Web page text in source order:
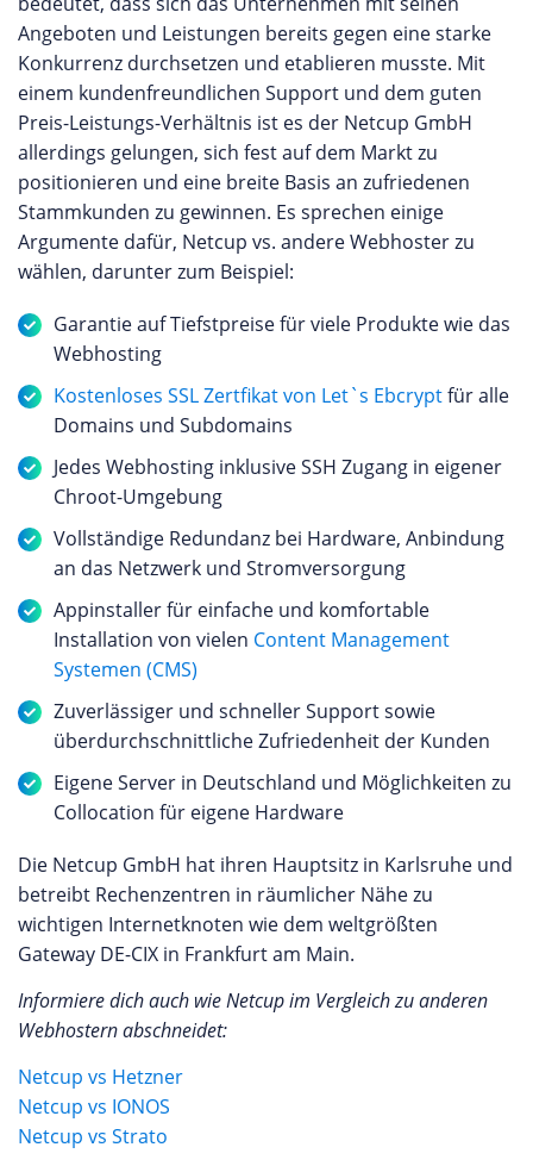
Angeboten und Leistungen bereits gegen eine starke
Konkurrenz durchsetzen und etablieren musste. Mit
einem kundenfreundlichen Support und dem guten
Preis-Leistungs-Verhältnis ist es der Netcup GmbH
allerdings gelungen, sich fest auf dem Markt zu
positionieren und eine breite Basis an zufriedenen
Stammkunden zu gewinnen. Es sprechen einige
Argumente dafür, Netcup vs. andere Webhoster zu
wählen, darunter zum Beispiel:
Garantie auf Tiefstpreise für viele Produkte wie das
Webhosting
Kostenloses SSL Zertfikat von Let`s Ebcryptfür alle
Domains und Subdomains
Jedes Webhosting inklusive SSH Zugang in eigener
Chroot-Umgebung
Vollständige Redundanz bei Hardware, Anbindung
an das Netzwerk und Stromversorgung
Appinstaller für einfache und komfortable
Installation von vielen Content Management
Systemen (CMS)
Zuverlässiger und schneller Support sowie
überdurchschnittliche Zufriedenheit der Kunden
Eigene Server in Deutschland und Möglichkeiten zu
Collocation für eigene Hardware
Die Netcup GmbH hat ihren Hauptsitz in Karlsruhe und
betreibt Rechenzentren in räumlicher Nähe zu
wichtigen Internetknoten wie dem weltgrößten
Gateway DE-CIX in Frankfurt am Main.
Informiere dich auch wie Netcup im Vergleich zu anderen
Webhostern abschneidet:
Netcup vs Hetzner
Netcup vs IONOS
Netcup vs Strato